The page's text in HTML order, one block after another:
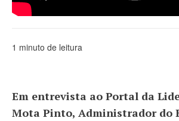
1 minuto de leitura
Em entrevista ao Portal da
Mota Pinto, Administrador do